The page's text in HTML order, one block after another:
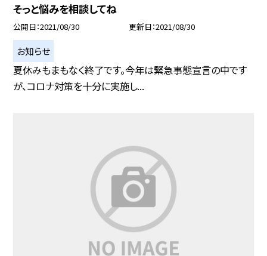
そっと悩みを相談してね
公開日 2021/08/30 更新日 2021/08/30
お知らせ
夏休みもまもなく終了です。今年は緊急事態宣言の中です
が、コロナ対策を十分に実施し...